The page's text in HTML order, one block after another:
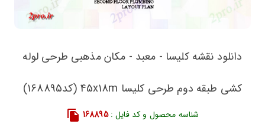
دانلود نقشه کلیسا - معبد - مکان مذهبی طرحی لوله
کشی طبقه دوم طرحی کلیسا 45x18m (کد168895)
شناسه محصول و کد فایل :168895